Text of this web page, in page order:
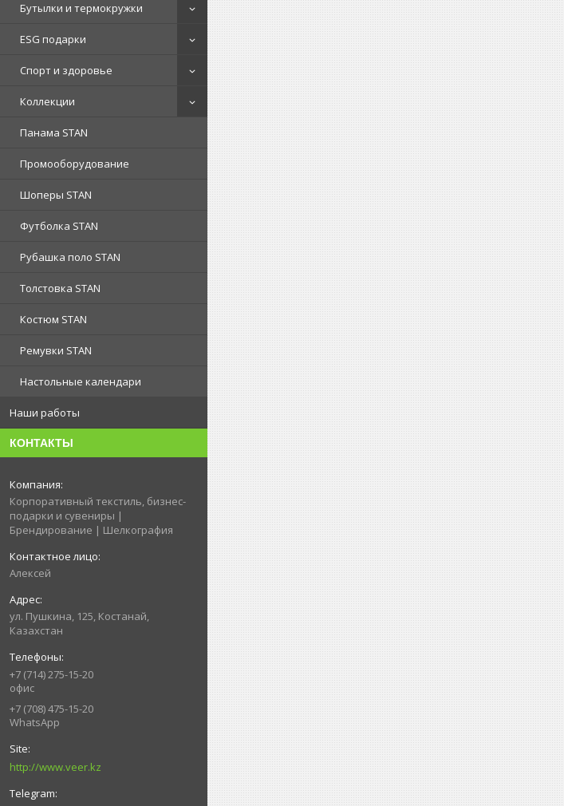
Бутылки и термокружки
ESG подарки
Спорт и здоровье
Коллекции
Панама STAN
Промооборудование
Шоперы STAN
Футболка STAN
Рубашка поло STAN
Толстовка STAN
Костюм STAN
Ремувки STAN
Настольные календари
Наши работы
КОНТАКТЫ
Корпоративный текстиль, бизнес-
подарки и сувениры |
Брендирование | Шелкография
Алексей
ул. Пушкина, 125, Костанай,
Казахстан
+7 (714) 275-15-20
офис
+7 (708) 475-15-20
WhatsApp
http://www.veer.kz